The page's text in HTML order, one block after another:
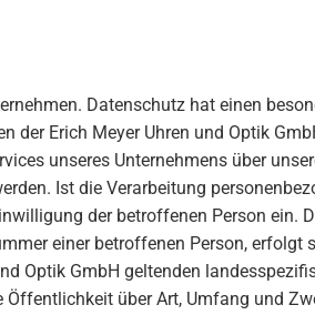
Datenschutz hat einen
der Erich Meyer Uhren und Optik
unseres Unternehmens über
Ist die Verarbeitung
der betroffenen Person ein.
einer betroffenen Person,
Optik GmbH geltenden
über Art, Umfang und